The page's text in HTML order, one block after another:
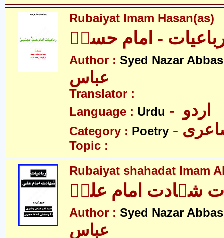
Rubaiyat Imam Hasan(as)
- امام حسنؑ
Author : Syed Nazar Abbas
عباس
Translator :
Language : Urdu
Category : Poetry
Topic :
Rubaiyat shahadat Imam
شہادت امام علیؑ
Author : Syed Nazar Abbas
عباس